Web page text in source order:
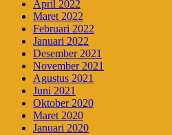
April 2022
Maret 2022
Februari 2022
Januari 2022
Desember 2021
November 2021
Agustus 2021
Juni 2021
Oktober 2020
Maret 2020
Januari 2020